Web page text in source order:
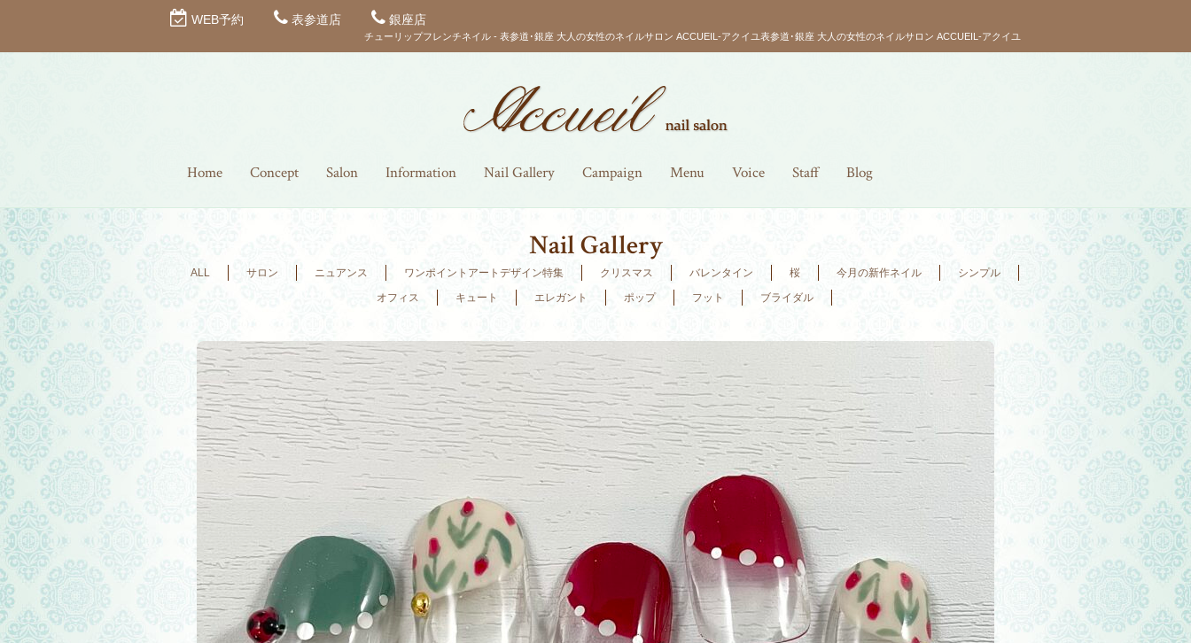
WEB予約 表参道店 銀座店
チューリップフレンチネイル - 表参道･銀座 大人の女性のネイルサロン ACCUEIL-アクイユ表参道･銀座 大人の女性のネイルサロン ACCUEIL-アクイユ
Home Concept Salon Information Nail Gallery Campaign Menu Voice Staff Blog
Nail Gallery
ALL サロン ニュアンス ワンポイントアートデザイン特集 クリスマス バレンタイン 桜 今月の新作ネイル
シンプル
オフィス
キュート エレガント ポップ フット ブライダル